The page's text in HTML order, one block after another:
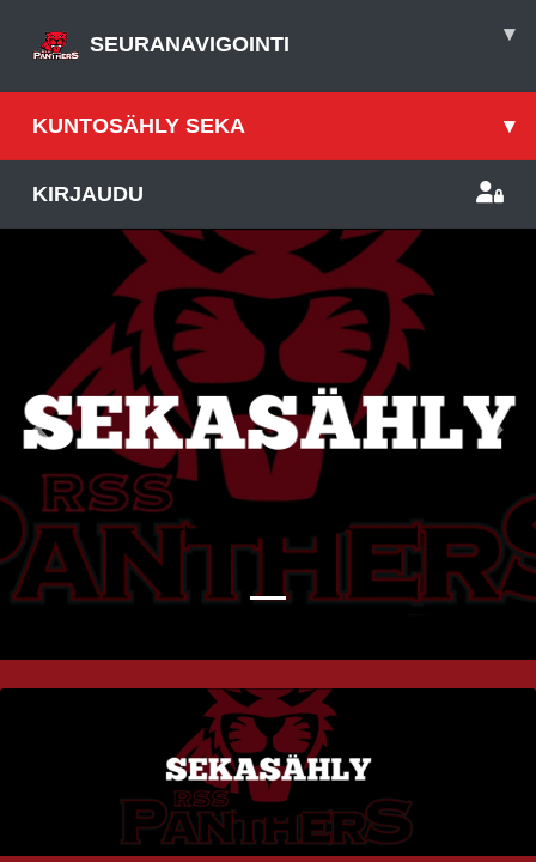
SEURANAVIGOINTI ▾
KUNTOSÄHLY SEKA ▾
KIRJAUDU
Previous